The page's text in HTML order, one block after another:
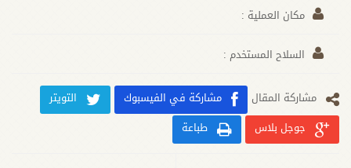
مكان العملية :
السلاح المستخدم :
مشارکة المقال مشاركة في الفيسبوك
التويتر
جوجل بلاس
طباعة